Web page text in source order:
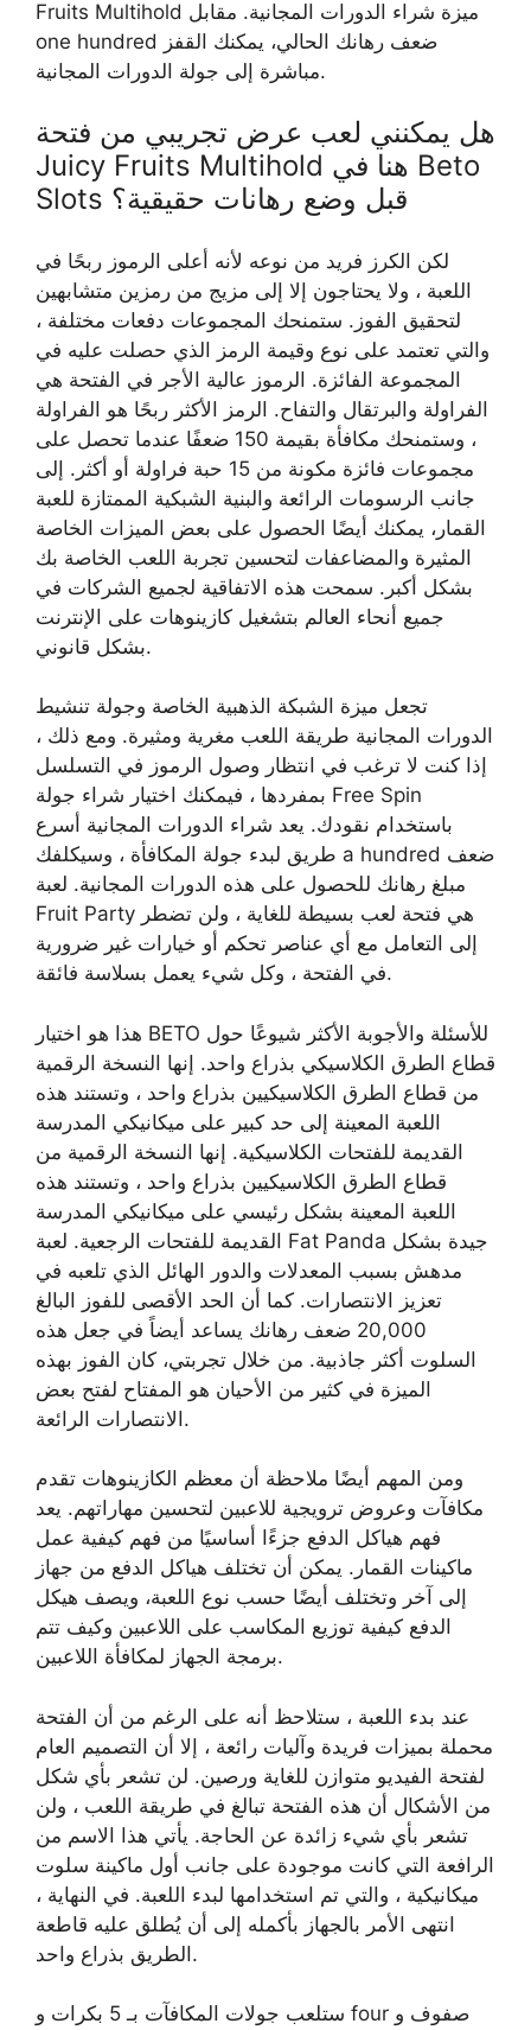
Fruits Multihold ميزة شراء الدورات المجانية. مقابل
one hundred ضعف رهانك الحالي، يمكنك القفز
مباشرة إلى جولة الدورات المجانية.
هل يمكنني لعب عرض تجريبي من فتحة
Juicy Fruits Multihold هنا في Beto
Slots قبل وضع رهانات حقيقية؟
لكن الكرز فريد من نوعه لأنه أعلى الرموز ربحًا في
اللعبة ، ولا يحتاجون إلا إلى مزيج من رمزين متشابهين
لتحقيق الفوز. ستمنحك المجموعات دفعات مختلفة ،
والتي تعتمد على نوع وقيمة الرمز الذي حصلت عليه في
المجموعة الفائزة. الرموز عالية الأجر في الفتحة هي
الفراولة والبرتقال والتفاح. الرمز الأكثر ربحًا هو الفراولة
، وستمنحك مكافأة بقيمة 150 ضعفًا عندما تحصل على
مجموعات فائزة مكونة من 15 حبة فراولة أو أكثر. إلى
جانب الرسومات الرائعة والبنية الشبكية الممتازة للعبة
القمار، يمكنك أيضًا الحصول على بعض الميزات الخاصة
المثيرة والمضاعفات لتحسين تجربة اللعب الخاصة بك
بشكل أكبر. سمحت هذه الاتفاقية لجميع الشركات في
جميع أنحاء العالم بتشغيل كازينوهات على الإنترنت
بشكل قانوني.
تجعل ميزة الشبكة الذهبية الخاصة وجولة تنشيط
الدورات المجانية طريقة اللعب مغرية ومثيرة. ومع ذلك ،
إذا كنت لا ترغب في انتظار وصول الرموز في التسلسل
بمفردها ، فيمكنك اختيار شراء جولة Free Spin
باستخدام نقودك. يعد شراء الدورات المجانية أسرع
طريق لبدء جولة المكافأة ، وسيكلفك a hundred ضعف
مبلغ رهانك للحصول على هذه الدورات المجانية. لعبة
Fruit Party هي فتحة لعب بسيطة للغاية ، ولن تضطر
إلى التعامل مع أي عناصر تحكم أو خيارات غير ضرورية
في الفتحة ، وكل شيء يعمل بسلاسة فائقة.
هذا هو اختيار BETO للأسئلة والأجوبة الأكثر شيوعًا حول
قطاع الطرق الكلاسيكي بذراع واحد. إنها النسخة الرقمية
من قطاع الطرق الكلاسيكيين بذراع واحد ، وتستند هذه
اللعبة المعينة إلى حد كبير على ميكانيكي المدرسة
القديمة للفتحات الكلاسيكية. إنها النسخة الرقمية من
قطاع الطرق الكلاسيكيين بذراع واحد ، وتستند هذه
اللعبة المعينة بشكل رئيسي على ميكانيكي المدرسة
القديمة للفتحات الرجعية. لعبة Fat Panda جيدة بشكل
مدهش بسبب المعدلات والدور الهائل الذي تلعبه في
تعزيز الانتصارات. كما أن الحد الأقصى للفوز البالغ
20,000 ضعف رهانك يساعد أيضاً في جعل هذه
السلوت أكثر جاذبية. من خلال تجربتي، كان الفوز بهذه
الميزة في كثير من الأحيان هو المفتاح لفتح بعض
الانتصارات الرائعة.
ومن المهم أيضًا ملاحظة أن معظم الكازينوهات تقدم
مكافآت وعروض ترويجية للاعبين لتحسين مهاراتهم. يعد
فهم هياكل الدفع جزءًا أساسيًا من فهم كيفية عمل
ماكينات القمار. يمكن أن تختلف هياكل الدفع من جهاز
إلى آخر وتختلف أيضًا حسب نوع اللعبة، ويصف هيكل
الدفع كيفية توزيع المكاسب على اللاعبين وكيف تتم
برمجة الجهاز لمكافأة اللاعبين.
عند بدء اللعبة ، ستلاحظ أنه على الرغم من أن الفتحة
محملة بميزات فريدة وآليات رائعة ، إلا أن التصميم العام
لفتحة الفيديو متوازن للغاية ورصين. لن تشعر بأي شكل
من الأشكال أن هذه الفتحة تبالغ في طريقة اللعب ، ولن
تشعر بأي شيء زائدة عن الحاجة. يأتي هذا الاسم من
الرافعة التي كانت موجودة على جانب أول ماكينة سلوت
ميكانيكية ، والتي تم استخدامها لبدء اللعبة. في النهاية ،
انتهى الأمر بالجهاز بأكمله إلى أن يُطلق عليه قاطعة
الطريق بذراع واحد.
ستلعب جولات المكافآت بـ 5 بكرات و four صفوف و